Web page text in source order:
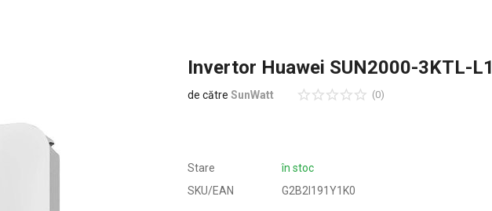
Invertor Huawei SUN2000-3KTL-L1
de către SunWatt (0)
Stare
în stoc
SKU/EAN
G2B2I191Y1K0